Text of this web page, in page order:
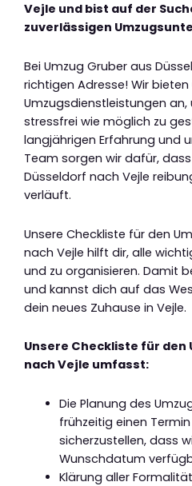
Vejle und bist auf der
zuverlässigen
Bei Umzug Gruber aus
richtigen Adresse! Wir
Umzugsdienstleistungen an,
stressfrei wie möglich zu
langjährigen Erfahrung und
Team sorgen wir dafür,
Düsseldorf nach Vejle
verläuft.
Unsere Checkliste für den
nach Vejle hilft dir, alle
und zu organisieren. Damit
und kannst dich auf das
dein neues Zuhause in Vejle.
Unsere Checkliste für den
nach Vejle umfasst:
Die Planung des
frühzeitig einen
sicherzustellen, dass
Wunschdatum
Klärung aller